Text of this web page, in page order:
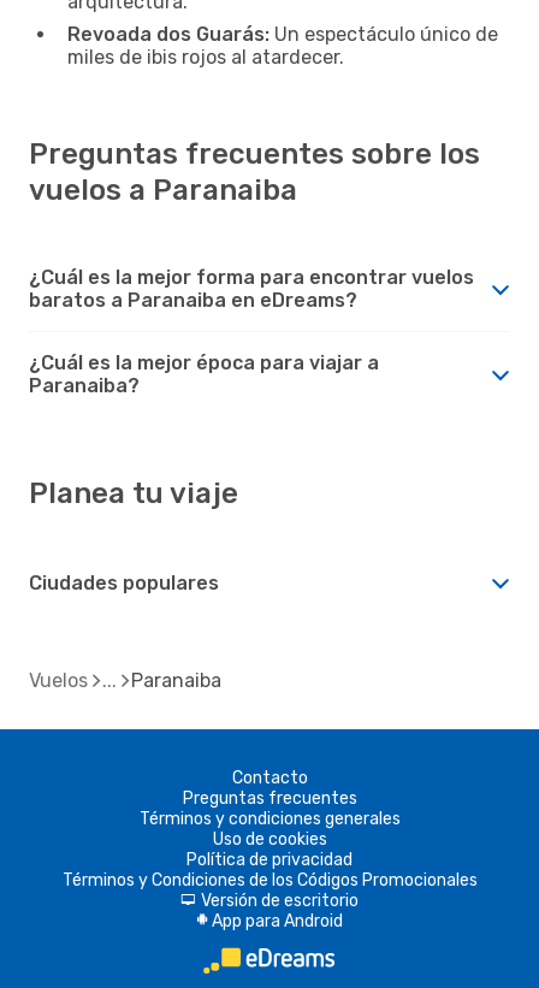
Revoada dos Guarás: Un espectáculo único de
miles de ibis rojos al atardecer.
Preguntas frecuentes sobre los
vuelos a Paranaiba
¿Cuál es la mejor forma para encontrar vuelos
baratos a Paranaiba en eDreams?
¿Cuál es la mejor época para viajar a
Paranaiba?
Planea tu viaje
Ciudades populares
Vuelos Paranaiba
Contacto
Preguntas frecuentes
Términos y condiciones generales
Uso de cookies
Política de privacidad
Términos y Condiciones de los Códigos Promocionales
d Versión de escritorio
A App para Android